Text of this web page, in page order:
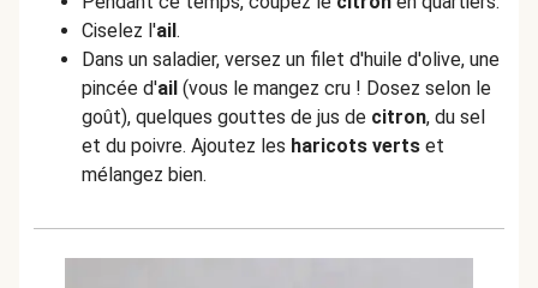
Ciselez l'ail.
Dans un saladier, versez un filet d'huile d'olive, une
pincée d'ail (vous le mangez cru ! Dosez selon le
goût), quelques gouttes de jus de citron, du sel
et du poivre. Ajoutez les haricots verts et
mélangez bien.